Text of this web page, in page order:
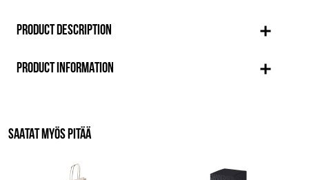
PRODUCT DESCRIPTION
PRODUCT INFORMATION
SAATAT MYÖS PITÄÄ